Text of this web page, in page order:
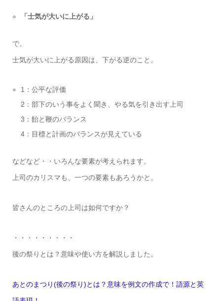
「士気が大いに上がる」
で。
士気が大いに上がる原因は、下がる逆のこと。
1：公平な評価
2：部下のいう事をよく聞き、やる気を引き出す上司
3：飴と鞭のバランス
4：目標と計画のバランスが見えている
などなど・・いろんな要素が考えられます。
上司のカリスマも、一つの要素もあろうかと。
皆さんのところの上司は如何ですか？
・・・・・・・・・
後の祭りとは？意味や使い方を解説しました。
あとのまつり(後の祭り)とは？意味を例文の作成で！語源と英